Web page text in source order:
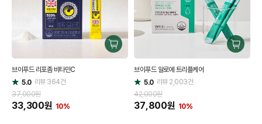
구
매
브이푸드 리포좀 비타민C
별
점
5.0 리뷰364건
37,000원
33,300원 10%
구
매
브이푸드 알로에 트리플케어
별
점
5.0 리뷰2,003건
42,000원
37,800원 10%